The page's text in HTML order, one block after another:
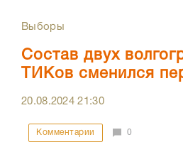
Выборы
Состав двух
ТИКов сменился
20.08.202421:30
Комментарии 0